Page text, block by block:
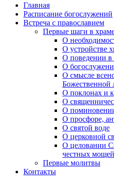
Главная
Расписание богослужений
Встреча с православием
Первые шаги в
О
О устройстве
О поведении в
О
О смысле
Божественной
О поклонах и
О
О
О просфоре,
О святой воде
О церковной
О целовании
честных
Первые молитвы
Контакты